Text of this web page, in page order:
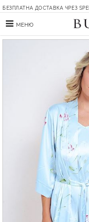
БЕЗПЛАТНА ДОСТАВКА ЧРЕЗ
МЕНЮ